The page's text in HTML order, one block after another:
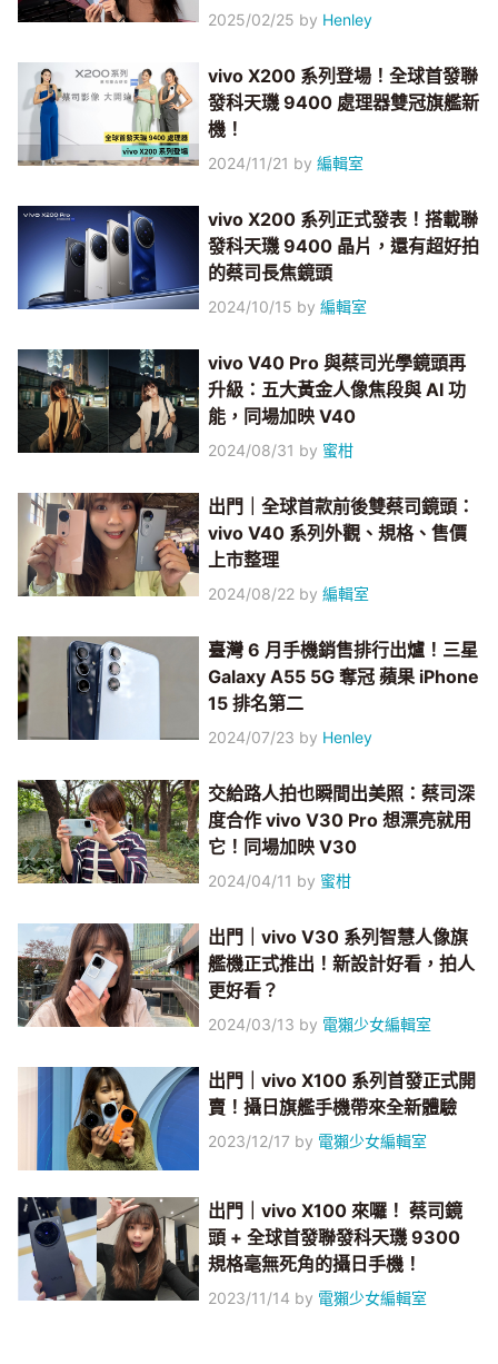
2025/02/25 by Henley
vivo X200 系列登場！全球首發聯
發科天璣 9400 處理器雙冠旗艦新
機！
2024/11/21 by編輯室
vivo X200 系列正式發表！搭載聯
發科天璣 9400 晶片，還有超好拍
的蔡司長焦鏡頭
2024/10/15 by編輯室
vivo V40 Pro 與蔡司光學鏡頭再
升級：五大黃金人像焦段與 AI 功
能，同場加映 V40
2024/08/31 by 蜜柑
出門｜全球首款前後雙蔡司鏡頭：
vivo V40 系列外觀、規格、售價
上市整理
2024/08/22 by編輯室
臺灣 6 月手機銷售排行出爐！三星
Galaxy A55 5G 奪冠 蘋果 iPhone
15 排名第二
2024/07/23 by Henley
交給路人拍也瞬間出美照：蔡司深
度合作 vivo V30 Pro 想漂亮就用
它！同場加映 V30
2024/04/11 by 蜜柑
出門｜vivo V30 系列智慧人像旗
艦機正式推出！新設計好看，拍人
更好看？
2024/03/13 by 電獺少女編輯室
出門｜vivo X100 系列首發正式開
賣！攝日旗艦手機帶來全新體驗
2023/12/17 by 電獺少女編輯室
出門｜vivo X100 來囉！ 蔡司鏡
頭 + 全球首發聯發科天璣 9300
規格毫無死角的攝日手機！
2023/11/14 by 電獺少女編輯室